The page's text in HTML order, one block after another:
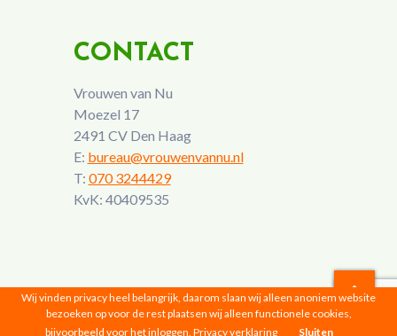
CONTACT
Vrouwen van Nu
Moezel 17
2491 CV Den Haag
E: bureau@vrouwenvannu.nl
T: 070 3244429
KvK: 40409535
Vrouwen van Nu © 2026 |Privacyverklaring
Wij vinden privacy heel belangrijk, daarom slaan wij alleen anoniem website
bezoeken op voor de rest plaatsen wij alleen functionele cookies,
bijvoorbeeld voor het inloggen. Privacy verklaring Sluiten